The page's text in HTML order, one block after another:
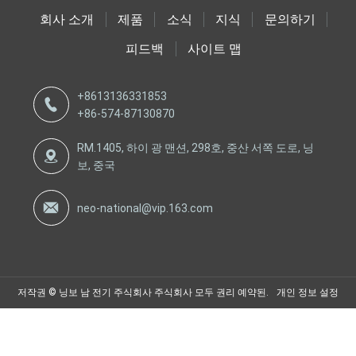
회사 소개 제품 소식 지식
문의하기
피드백
사이트 맵
+8613136331853
+86-574-87130870
RM.1405, 하이 광 맨션, 298호, 중산 서쪽 도로, 닝
보, 중국
neo-national@vip.163.com
저작권 © 닝보 남 전기 주식회사 주식회사 모두 권리 예약된. 개인 정보 설정